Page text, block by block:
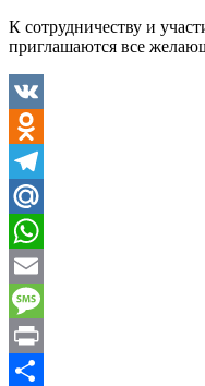
К сотрудничеству и
приглашаются все
VK
Odnoklassniki
Telegram
Mail.Ru
WhatsApp
Email
Message
Print